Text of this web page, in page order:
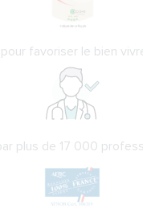
favoriser le bien
plus de 17 000